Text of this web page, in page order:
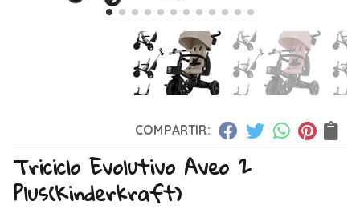
COMPARTIR:
Triciclo Evolutivo Aveo 2
Plus(Kinderkraft)